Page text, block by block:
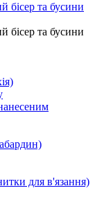
бісер та бусини
бісер та бусини
для в'язання)